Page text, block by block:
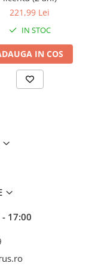
și oferiți
și mai sigure, care
punctele
spațiu valoros pe
din Registry care
de navigare, astfel
De asemenea, poate
parolele și alte
furtul de date și alte
ul existent
221,99 Lei
IN STOC
IN COS
17:00